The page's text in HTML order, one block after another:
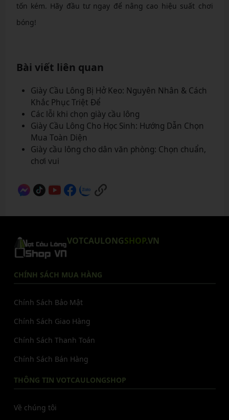
tốn kém. Hãy đầu tư ngay để nâng cao hiệu suất chơi
bóng!
Bài viết liên quan
Giày Cầu Lông Bị Hở Keo: Nguyên Nhân & Cách
Khắc Phục Triệt Để
Các lỗi khi chọn giày cầu lông
Giày Cầu Lông Cho Học Sinh: Hướng Dẫn Chọn
Mua Toàn Diện
Giày cầu lông cho dân văn phòng: Chọn chuẩn,
chơi vui
VOTCAULONGSHOP.VN
CHÍNH SÁCH MUA HÀNG
Chính Sách Bảo Mật
Chính Sách Giao Hàng
Chính Sách Thanh Toán
Chính Sách Bán Hàng
THÔNG TIN VOTCAULONGSHOP
Về chúng tôi